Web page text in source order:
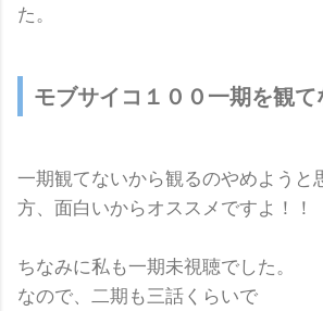
た。
モブサイコ１００一期を観て
一期観てないから観るのやめようと
方、面白いからオススメですよ！！
ちなみに私も一期未視聴でした。
なので、二期も三話くらいで